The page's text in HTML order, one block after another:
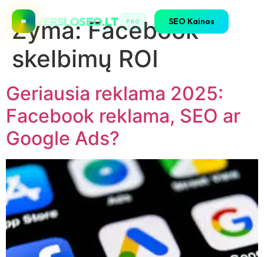
VERSLOSEO.LT PRO SEO Kainos
Žyma:Facebook
skelbimų ROI
Geriausia reklama 2025:
Facebook reklama, SEO ar
Google Ads?